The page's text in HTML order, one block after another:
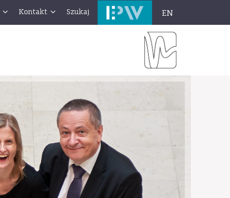
Kontakt Szukaj EN